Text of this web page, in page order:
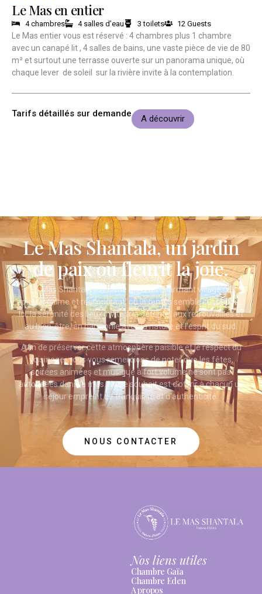
Le Mas en entier
4 chambres 4 salles d’eau 3 toilets 12 Guests
Le Mas entier vous est réservé : 4 chambres plus 1 chambre
avec un canapé lit , 4 salles de bains, une vaste pièce de vie de 80
m² et surtout une terrasse ouverte sur un panorama unique, où
chaque lever de soleil sur la rivière invite à la contemplation.
Tarifs détaillés sur demande A découvrir
Le Mas Shantala, un jardin
de paix où fleurit la joie.
Le Mas Shantala est niché dans un charmant village de
pierre, calme et ressourçant, où le temps semble suspendu.
Ici, la sérénité des lieux invite à la détente, aux retrouvailles et
au bien-être, en harmonie avec la nature et l’esprit du sud.
Afin de préserver cette atmosphère paisible et le respect du
voisinage, nous vous remercions de noter que les fêtes,
soirées animées et musique à fort volume ne sont pas
autorisées dans le mas. Notre souhait est d’offrir à chacun un
séjour empreint de tranquillité et d’authenticité.
NOUS CONTACTER
Nos liens utiles
Chambre Gaïa
Chambre Eden
A propos